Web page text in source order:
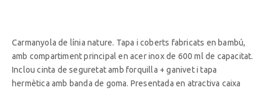
Carmanyola de línia nature. Tapa i coberts fabricats en bambú,
amb compartiment principal en acer inox de 600 ml de capacitat.
Inclou cinta de seguretat amb forquilla + ganivet i tapa
hermètica amb banda de goma. Presentada en atractiva caixa